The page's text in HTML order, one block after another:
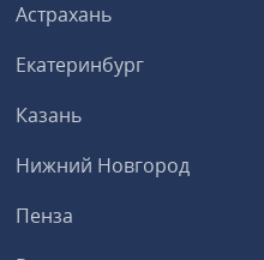
Астрахань
Екатеринбург
Казань
Нижний Новгород
Пенза